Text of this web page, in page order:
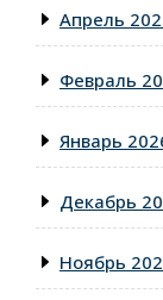
Апрель
Февраль
Январь
Декабрь
Ноябрь